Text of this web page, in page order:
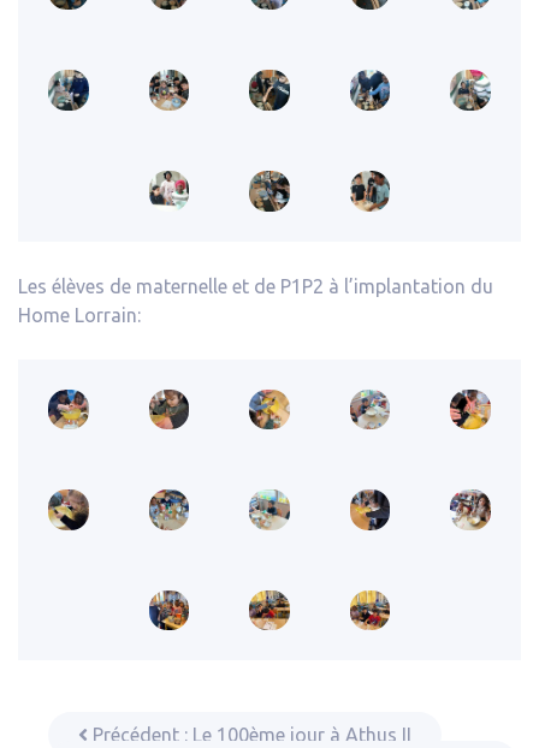
Les élèves de maternelle et de P1P2 à l’implantation du
Home Lorrain:
Précédent : Le 100ème jour à Athus II